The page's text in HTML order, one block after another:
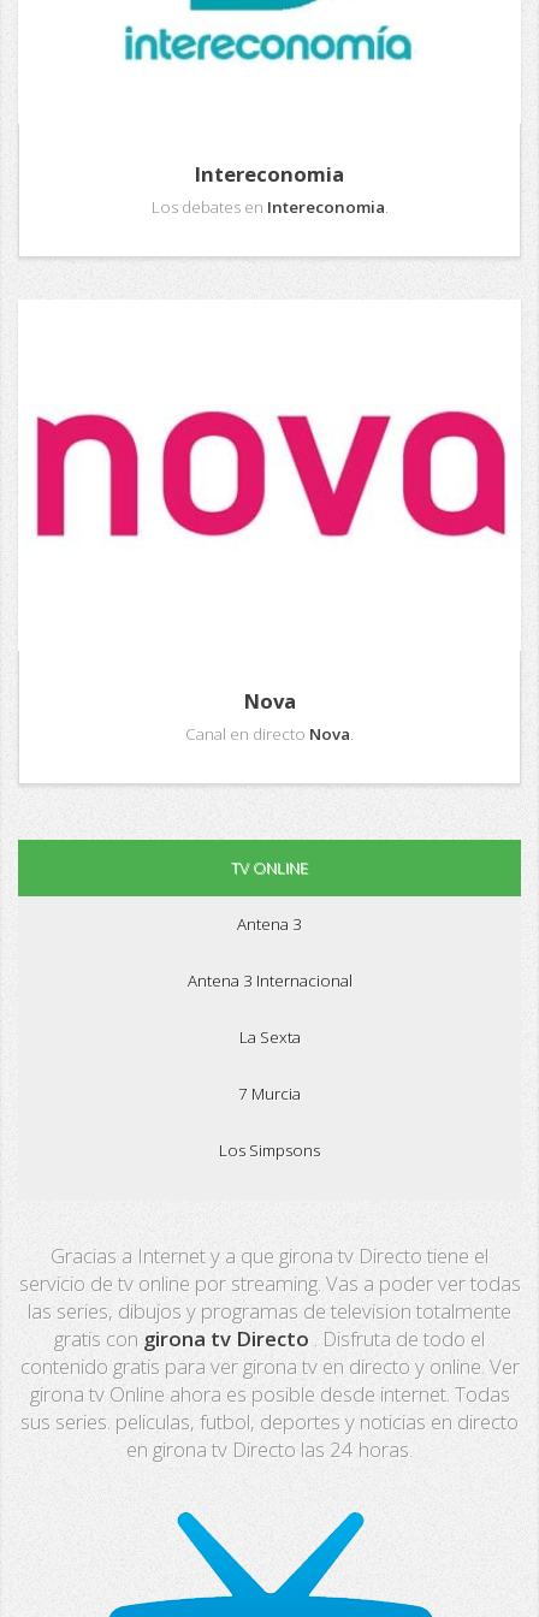
Intereconomia
Los debates en Intereconomia
Nova
Canal en directo Nova
TV ONLINE
Antena 3
Antena 3 Internacional
La Sexta
7 Murcia
Los Simpsons
PX Sports
Mega
Neox
Nova
Extremadura
Gracias a Internet y a que girona tv Directo tiene el
servicio de tv online por streaming. Vas a poder ver todas
las series, dibujos y programas de television totalmente
gratis con girona tv Directo
. Disfruta de todo el
contenido gratis para ver girona tv en directo y online. Ver
girona tv Online ahora es posible desde internet. Todas
sus series. peliculas, futbol, deportes y noticias en directo
en girona tv Directo las 24 horas.